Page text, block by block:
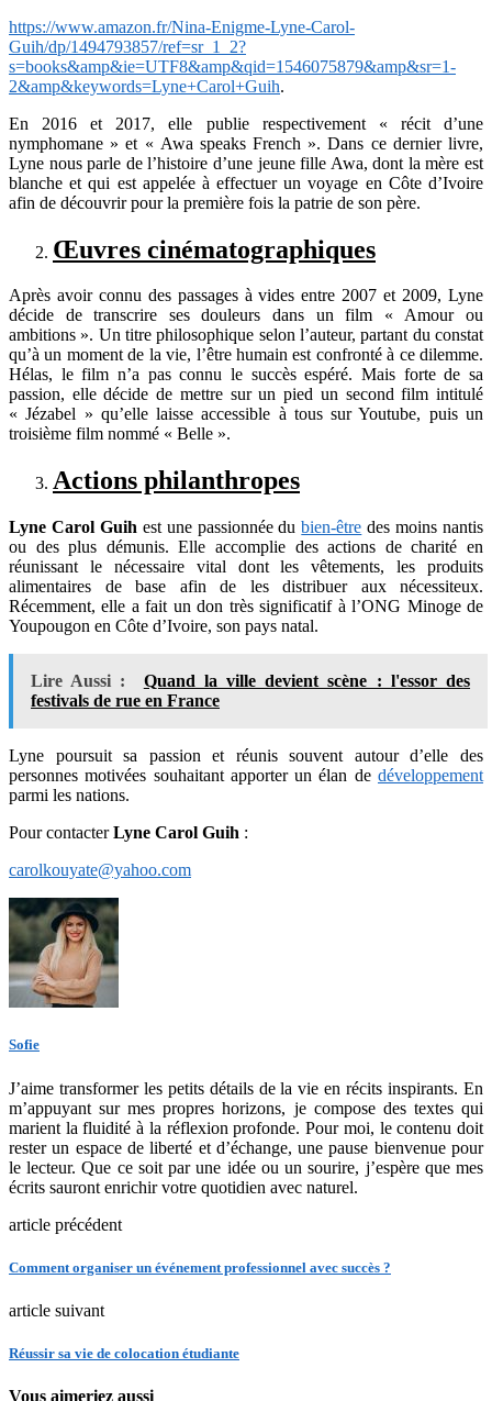
https://www.amazon.fr/Nina-Enigme-Lyne-Carol-
Guih/dp/1494793857/ref=sr_1_2?
s=books&amp&ie=UTF8&amp&qid=1546075879&amp&sr=1-
2&amp&keywords=Lyne+Carol+Guih.
En 2016 et 2017, elle publie respectivement « récit d’une
nymphomane » et « Awa speaks French ». Dans ce dernier livre,
Lyne nous parle de l’histoire d’une jeune fille Awa, dont la mère est
blanche et qui est appelée à effectuer un voyage en Côte d’Ivoire
afin de découvrir pour la première fois la patrie de son père.
Œuvres cinématographiques
Après avoir connu des passages à vides entre 2007 et 2009, Lyne
décide de transcrire ses douleurs dans un film « Amour ou
ambitions ». Un titre philosophique selon l’auteur, partant du constat
qu’à un moment de la vie, l’être humain est confronté à ce dilemme.
Hélas, le film n’a pas connu le succès espéré. Mais forte de sa
passion, elle décide de mettre sur un pied un second film intitulé
« Jézabel » qu’elle laisse accessible à tous sur Youtube, puis un
troisième film nommé « Belle ».
Actions philanthropes
Lyne Carol Guih est une passionnée dubien-être des moins nantis
ou des plus démunis. Elle accomplie des actions de charité en
réunissant le nécessaire vital dont les vêtements, les produits
alimentaires de base afin de les distribuer aux nécessiteux.
Récemment, elle a fait un don très significatif à l’ONG Minoge de
Youpougon en Côte d’Ivoire, son pays natal.
Lire Aussi :
Quand la ville devient scène : l'essor des
festivals de rue en France
Lyne poursuit sa passion et réunis souvent autour d’elle des
personnes motivées souhaitant apporter un élan de développement
parmi les nations.
Pour contacterLyne Carol Guih :
carolkouyate@yahoo.com
Sofie
J’aime transformer les petits détails de la vie en récits inspirants. En
m’appuyant sur mes propres horizons, je compose des textes qui
marient la fluidité à la réflexion profonde. Pour moi, le contenu doit
rester un espace de liberté et d’échange, une pause bienvenue pour
le lecteur. Que ce soit par une idée ou un sourire, j’espère que mes
écrits sauront enrichir votre quotidien avec naturel.
article précédent
Comment organiser un événement professionnel avec succès ?
article suivant
Réussir sa vie de colocation étudiante
Vous aimeriez aussi